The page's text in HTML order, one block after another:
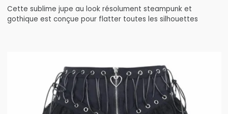
Cette sublime jupe au look résolument steampunk et
gothique est conçue pour flatter toutes les silhouettes